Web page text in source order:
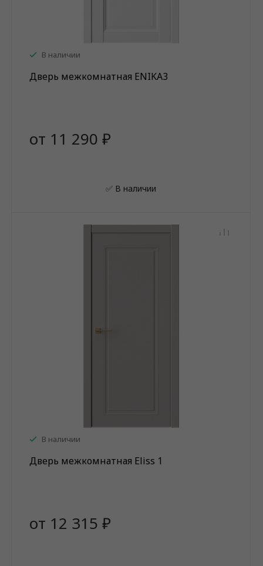
В наличии
Дверь межкомнатная ENIKA3
от 11 290 ₽
✅ В наличии
В наличии
Дверь межкомнатная Eliss 1
от 12 315 ₽